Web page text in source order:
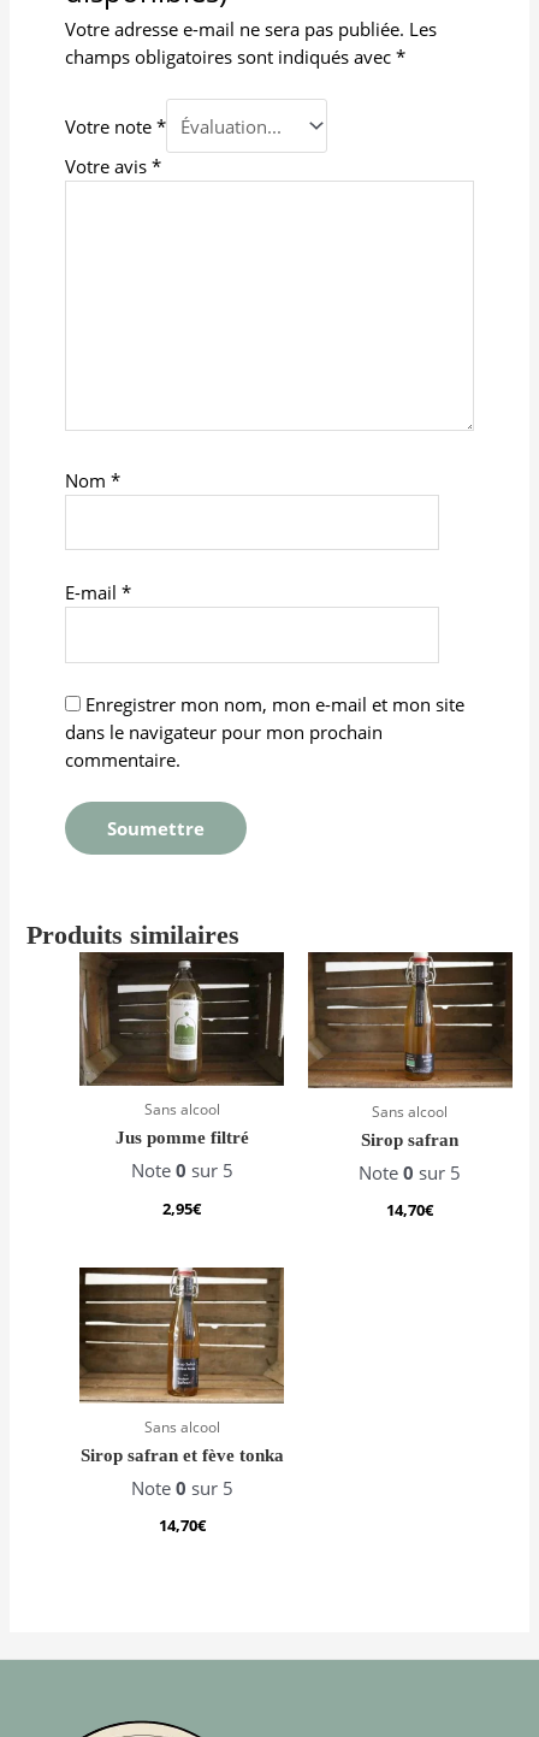
Votre adresse e-mail ne sera pas publiée. Les
champs obligatoires sont indiqués avec *
Votre note *
Votre avis *
Nom *
E-mail *
Enregistrer mon nom, mon e-mail et mon site
dans le navigateur pour mon prochain
commentaire.
Produits similaires
Sans alcool
Jus pomme filtré
Note 0 sur 5
2,95€
Sans alcool
Sirop safran
Note0 sur 5
14,70€
Sans alcool
Sirop safran et fève tonka
Note 0 sur 5
14,70€